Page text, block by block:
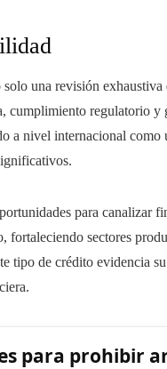
una revisión
cumplimiento regulatorio
a nivel internacional
para canalizar
fortaleciendo sectores
tipo de crédito evidencia
para prohibir